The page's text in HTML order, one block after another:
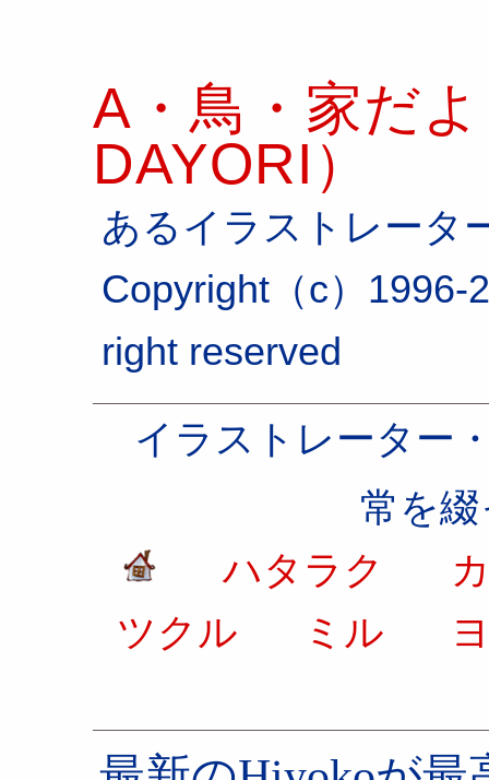
A・鳥・家だ
DAYORI）
あるイラストレータ
Copyright（c）
right reserved
イラストレーター
常を
ハタラク
ツクル
ミル